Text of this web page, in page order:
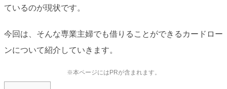
ているのが現状です。
今回は、そんな専業主婦でも借りることができるカードロー
ンについて紹介していきます。
※本ページにはPRが含まれます。